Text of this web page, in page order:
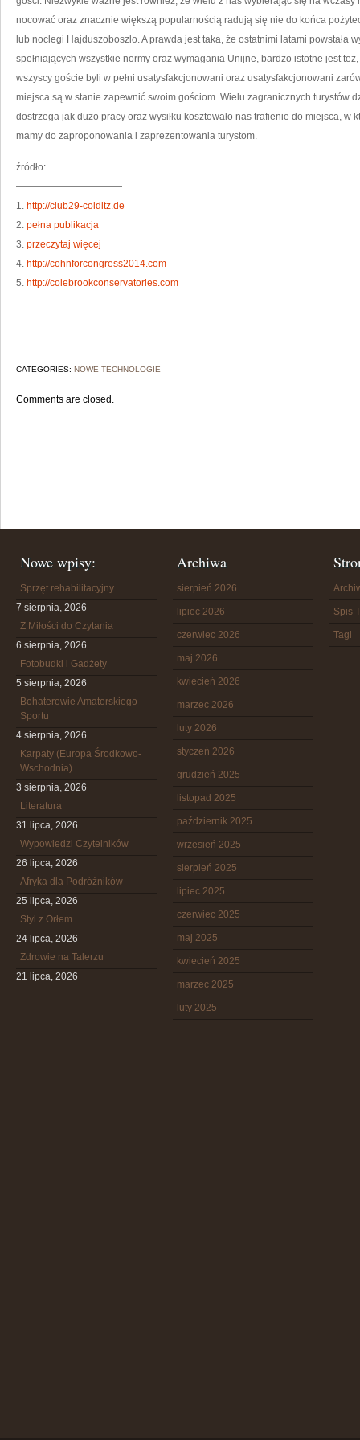
nocować oraz znacznie większą popularnością radują się nie do końca
lub noclegi Hajduszoboszlo. A prawda jest taka, że ostatnimi latami powstała
spełniających wszystkie normy oraz wymagania Unijne, bardzo istotne jest
wszyscy goście byli w pełni usatysfakcjonowani oraz usatysfakcjonowani
miejsca są w stanie zapewnić swoim gościom. Wielu zagranicznych turystów
dostrzega jak dużo pracy oraz wysiłku kosztowało nas trafienie do miejsca, w
mamy do zaproponowania i zaprezentowania turystom.
źródło:
———————————
1. http://club29-colditz.de
2. pełna publikacja
3. przeczytaj więcej
4. http://cohnforcongress2014.com
5. http://colebrookconservatories.com
CATEGORIES: NOWE TECHNOLOGIE
Comments are closed.
Nowe wpisy:
Sprzęt rehabilitacyjny
7 sierpnia, 2026
Z Miłości do Czytania
6 sierpnia, 2026
Fotobudki i Gadżety
5 sierpnia, 2026
Bohaterowie Amatorskiego
Sportu
4 sierpnia, 2026
Karpaty (Europa Środkowo-
Wschodnia)
3 sierpnia, 2026
Literatura
31 lipca, 2026
Wypowiedzi Czytelników
26 lipca, 2026
Afryka dla Podróżników
25 lipca, 2026
Styl z Orłem
24 lipca, 2026
Zdrowie na Talerzu
21 lipca, 2026
Archiwa
sierpień 2026
lipiec 2026
czerwiec 2026
maj 2026
kwiecień 2026
marzec 2026
luty 2026
styczeń 2026
grudzień 2025
listopad 2025
październik 2025
wrzesień 2025
sierpień 2025
lipiec 2025
czerwiec 2025
maj 2025
kwiecień 2025
marzec 2025
luty 2025
Spis
Tagi